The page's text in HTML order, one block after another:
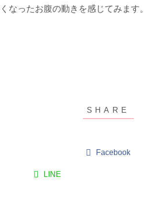
なったお腹の動きを感じてみます。
Facebook
LINE